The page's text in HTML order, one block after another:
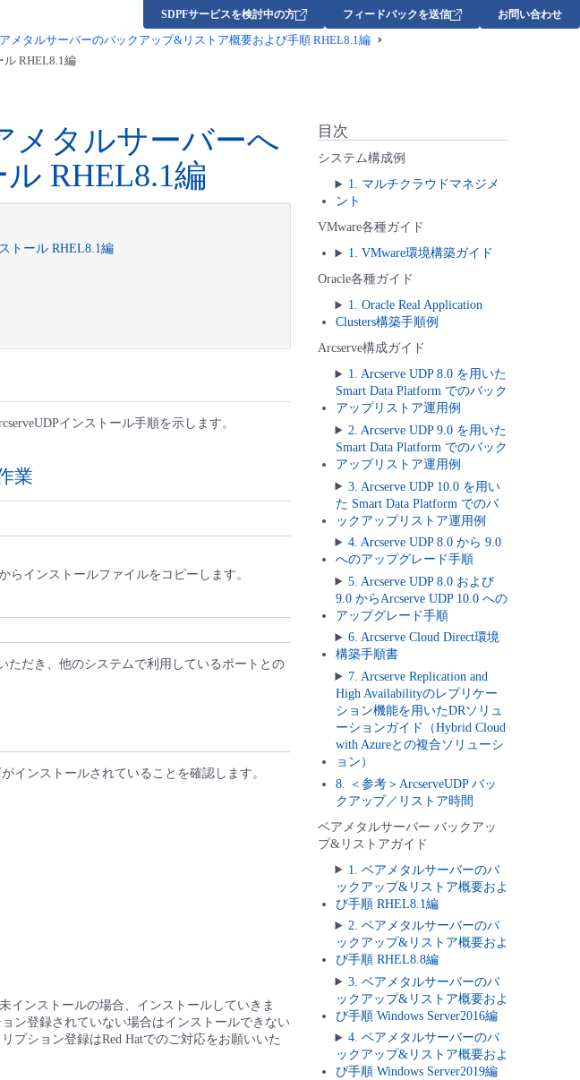
SDPFサービスを検討中の方 フィードバックを送信 お問い合わせ
メタルサーバーのバックアップ&リストア概要および手順 RHEL8.1編
ル RHEL8.1編
メタルサーバーへ
RHEL8.1編
トール RHEL8.1編
インストール手順を示します。
業
らインストールファイルをコピーします。
ただき、他のシステムで利用しているポートとの
インストールされていることを確認します。
インストールの場合、インストールしていきま
ン登録されていない場合はインストールできない
プション登録はRed Hatでのご対応をお願いいた
目次
システム構成例
1. マルチクラウドマネジメ
ント
VMware各種ガイド
1. VMware環境構築ガイド
Oracle各種ガイド
1. Oracle Real Application
Clusters構築手順例
Arcserve構成ガイド
1. Arcserve UDP 8.0 を用いた
Smart Data Platform でのバック
アップリストア運用例
2. Arcserve UDP 9.0 を用いた
Smart Data Platform でのバック
アップリストア運用例
3. Arcserve UDP 10.0 を用い
た Smart Data Platform でのバ
ックアップリストア運用例
4. Arcserve UDP 8.0 から 9.0
へのアップグレード手順
5. Arcserve UDP 8.0 および
9.0 からArcserve UDP 10.0 への
アップグレード手順
6. Arcserve Cloud Direct環境
構築手順書
7. Arcserve Replication and
High Availabilityのレプリケー
ション機能を用いたDRソリュ
ーションガイド（Hybrid Cloud
with Azureとの複合ソリューシ
ョン）
8. ＜参考＞ArcserveUDP バッ
クアップ／リストア時間
ベアメタルサーバー バックアッ
プ&リストアガイド
1. ベアメタルサーバーのバ
ックアップ&リストア概要およ
び手順 RHEL8.1編
2. ベアメタルサーバーのバ
ックアップ&リストア概要およ
び手順 RHEL8.8編
3. ベアメタルサーバーのバ
ックアップ&リストア概要およ
び手順 Windows Server2016編
4. ベアメタルサーバーのバ
ックアップ&リストア概要およ
び手順 Windows Server2019編